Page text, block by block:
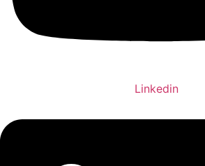
Linkedin